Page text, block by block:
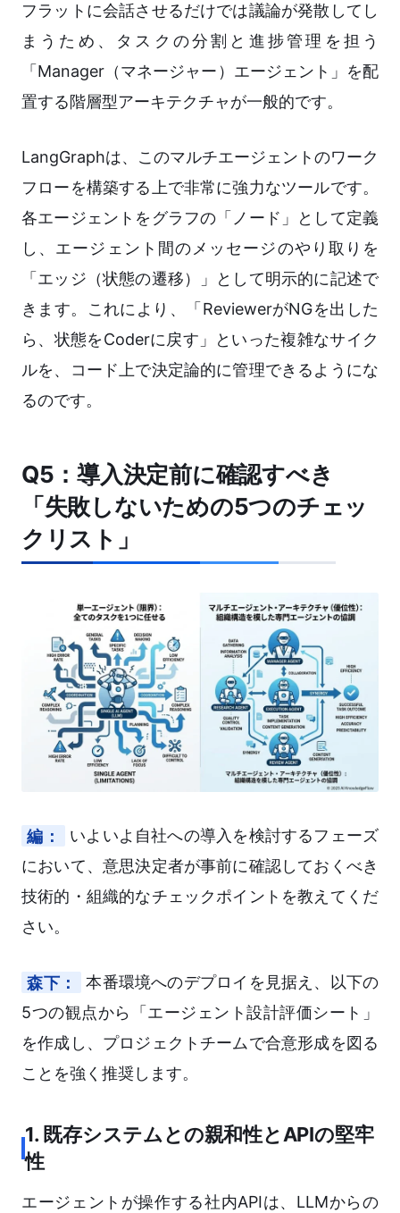
フラットに会話させるだけでは議論が発散してし
まうため、タスクの分割と進捗管理を担う
「Manager（マネージャー）エージェント」を配
置する階層型アーキテクチャが一般的です。
LangGraphは、このマルチエージェントのワーク
フローを構築する上で非常に強力なツールです。
各エージェントをグラフの「ノード」として定義
し、エージェント間のメッセージのやり取りを
「エッジ（状態の遷移）」として明示的に記述で
きます。これにより、「ReviewerがNGを出した
ら、状態をCoderに戻す」といった複雑なサイク
ルを、コード上で決定論的に管理できるようにな
るのです。
Q5：導入決定前に確認すべき
「失敗しないための5つのチェッ
クリスト」
編：
いよいよ自社への導入を検討するフェーズ
において、意思決定者が事前に確認しておくべき
技術的・組織的なチェックポイントを教えてくだ
さい。
森下：
本番環境へのデプロイを見据え、以下の
5つの観点から「エージェント設計評価シート」
を作成し、プロジェクトチームで合意形成を図る
ことを強く推奨します。
1. 既存システムとの親和性とAPIの堅牢
性
エージェントが操作する社内APIは、LLMからの